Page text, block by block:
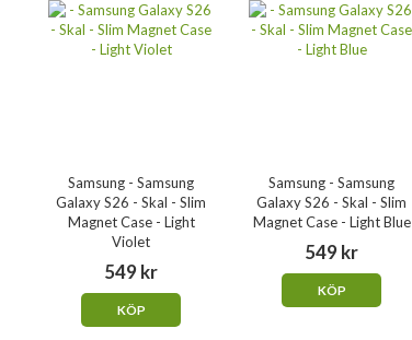
Samsung - Samsung
Galaxy S26 - Skal - Slim
Magnet Case - Light
Violet
549 kr
KÖP
Samsung - Samsung
Galaxy S26 - Skal - Slim
Magnet Case - Light Blue
549 kr
KÖP